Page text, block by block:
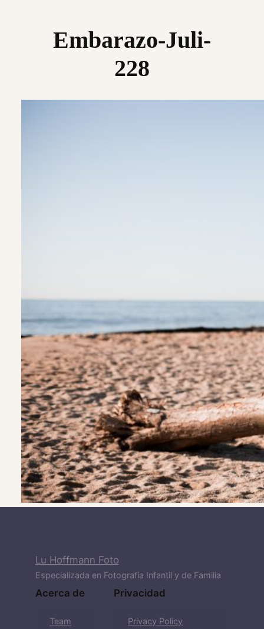
Embarazo-Juli-
228
Lu Hoffmann Foto
Especializada en Fotografía Infantil y de Familia
Acerca de
Team
Privacidad
Privacy Policy